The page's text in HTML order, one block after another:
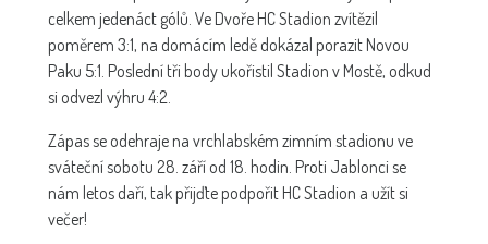
celkem jedenáct gólů. Ve Dvoře HC Stadion zvítězil
poměrem 3:1, na domácím ledě dokázal porazit Novou
Paku 5:1. Poslední tři body ukořistil Stadion v Mostě, odkud
si odvezl výhru 4:2.
Zápas se odehraje na vrchlabském zimním stadionu ve
sváteční sobotu 28. září od 18. hodin. Proti Jablonci se
nám letos daří, tak přijďte podpořit HC Stadion a užít si
večer!